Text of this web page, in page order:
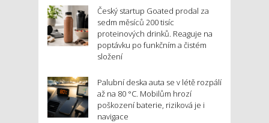
Český startup Goated prodal za
sedm měsíců 200 tisíc
proteinových drinků. Reaguje na
poptávku po funkčním a čistém
složení
Palubní deska auta se v létě rozpálí
až na 80 °C. Mobilům hrozí
poškození baterie, riziková je i
navigace